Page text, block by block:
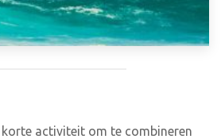
korte activiteit om te combineren